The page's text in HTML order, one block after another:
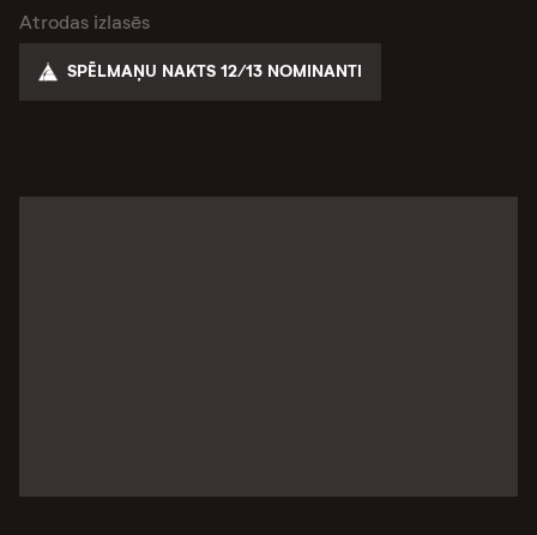
Atrodas izlasēs
SPĒLMAŅU NAKTS 12/13 NOMINANTI